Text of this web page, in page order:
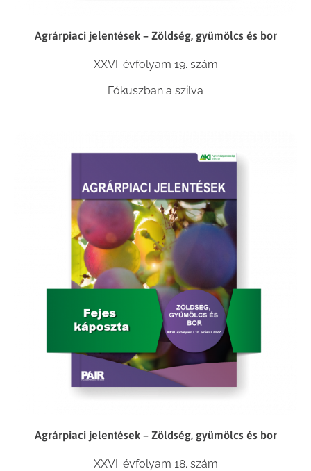
Agrárpiaci jelentések – Zöldség, gyümölcs és bor
XXVI. évfolyam 19. szám
Fókuszban a szilva
Agrárpiaci jelentések – Zöldség, gyümölcs és bor
XXVI. évfolyam 18. szám